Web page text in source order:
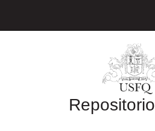
Repositorio